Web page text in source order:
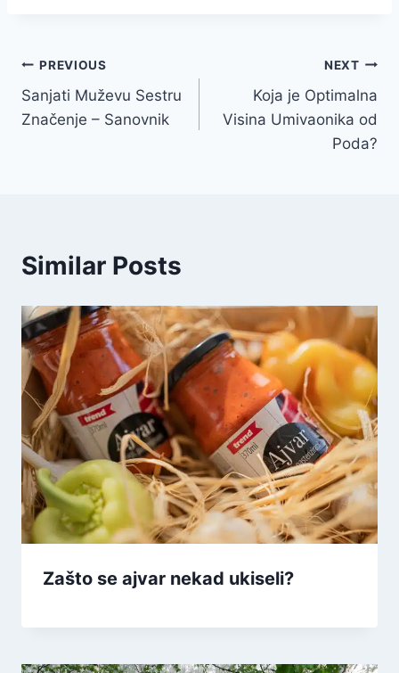
Navigacija
članaka
PREVIOUS
Sanjati Muževu Sestru
Značenje – Sanovnik
NEXT
Koja je Optimalna
Visina Umivaonika od
Poda?
Similar Posts
Zašto se ajvar nekad ukiseli?